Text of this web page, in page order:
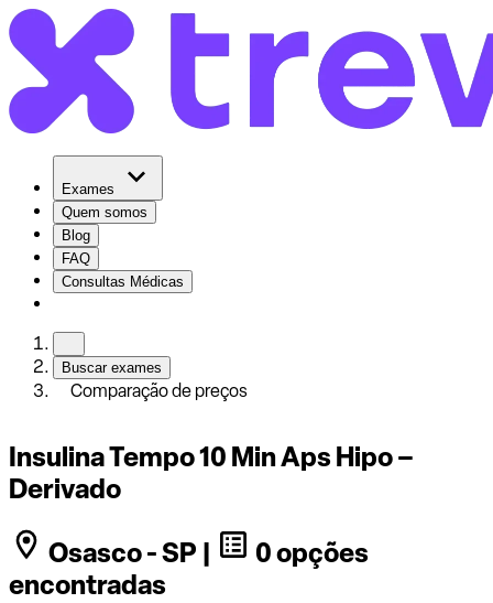
Exames
Quem somos
Blog
FAQ
Consultas Médicas
Buscar exames
Comparação de preços
Insulina Tempo 10 Min Aps Hipo –
Derivado
Osasco - SP |
0 opções
encontradas